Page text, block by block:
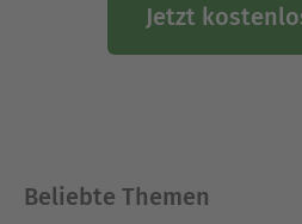
Jetzt
Beliebte Themen